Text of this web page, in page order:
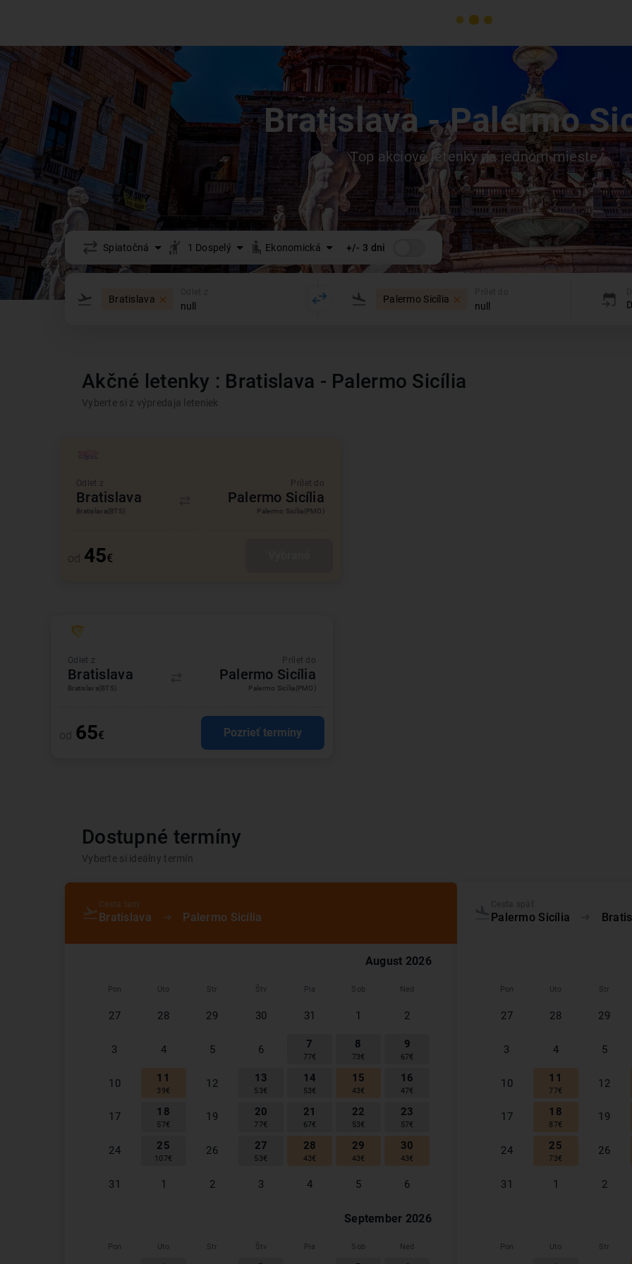
Bratislava- Palermo
Top akciové letenky na jednom mieste
Spiatočná 1 Dospelý Ekonomická +/- 3 dni
Bratislava Palermo Sicília
Akčné letenky : Bratislava - Palermo Sicília
Vyberte si z výpredaja leteniek
Odlet z
Bratislava
Prílet do
Palermo Sicília
Bratislava(BTS) Palermo Sicília(PMO)
od 45€
Odlet z
Bratislava
Prílet do
Palermo Sicília
Bratislava(BTS) Palermo Sicília(PMO)
od 65€ Pozrieť termíny
Dostupné termíny
Vyberte si ideálny termín
Cesta tam
Bratislava Palermo Sicília
August 2026
Pon Uto Str Štv Pia Sob Ned
27 28 29 30 31 1 2
3 4 5 6 7
77€
8
73 €
9
67€
10 11
39€
12 13
53€
14
53€
15
43€
16
47€
17 18
57€
19 20
77€
21
67€
22
53€
23
57€
24 25
107€
26 27
53€
28
43€
29
43€
30
43€
31 1 2 3 4 5 6
September 2026
Pon Uto Str Štv Pia Sob Ned
Palermo Sicília
Pon Uto Str
27 28 29
3 4 5
10 11
77€
12
17 18
87€
19
24 25
73€
26
31 1 2
Pon Uto Str